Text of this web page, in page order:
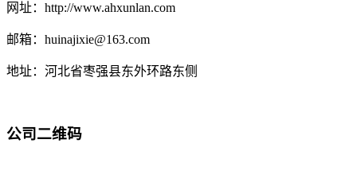
网址：http://www.ahxunlan.com
邮箱：huinajixie@163.com
地址：河北省枣强县东外环路东侧
公司二维码